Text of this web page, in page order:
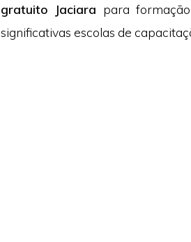
gratuito Jaciara para
significativas escolas de